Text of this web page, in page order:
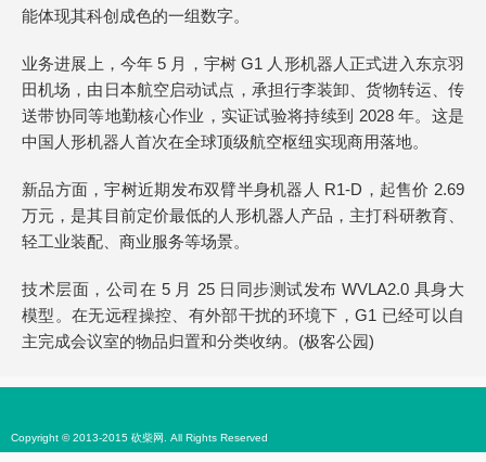
能体现其科创成色的一组数字。
业务进展上，今年 5 月，宇树 G1 人形机器人正式进入东京羽
田机场，由日本航空启动试点，承担行李装卸、货物转运、传
送带协同等地勤核心作业，实证试验将持续到 2028 年。这是
中国人形机器人首次在全球顶级航空枢纽实现商用落地。
新品方面，宇树近期发布双臂半身机器人 R1-D，起售价 2.69
万元，是其目前定价最低的人形机器人产品，主打科研教育、
轻工业装配、商业服务等场景。
技术层面，公司在 5 月 25 日同步测试发布 WVLA2.0 具身大
模型。在无远程操控、有外部干扰的环境下，G1 已经可以自
主完成会议室的物品归置和分类收纳。(极客公园)
Copyright © 2013-2015 砍柴网. All Rights Reserved